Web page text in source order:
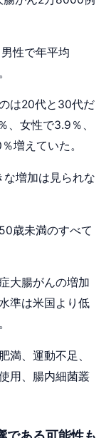
性で年平均
は20代と30代だ
、女性で3.9％、
増えていた。
増加は見られな
歳未満のすべて
大腸がんの増加
準は米国より低
、運動不足、
用、腸内細菌叢